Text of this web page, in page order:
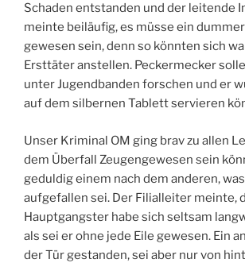
Schaden entstanden und der leitende
meinte beiläufig, es müsse ein
gewesen sein, denn so könnten sich
Ersttäter anstellen. Peckermecker
unter Jugendbanden forschen und er
auf dem silbernen Tablett servieren
Unser Kriminal OM ging brav zu allen
dem Überfall Zeugengewesen sein
geduldig einem nach dem anderen,
aufgefallen sei. Der Filialleiter meinte,
Hauptgangster habe sich seltsam
als sei er ohne jede Eile gewesen. Ein
der Tür gestanden, sei aber nur von